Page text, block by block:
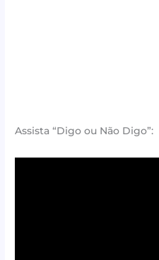
Assista “Digo ou Não Digo”: